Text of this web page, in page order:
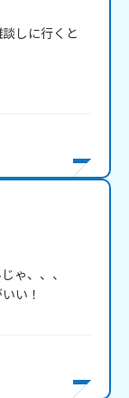
しに行くと
ゃ、、、
い！